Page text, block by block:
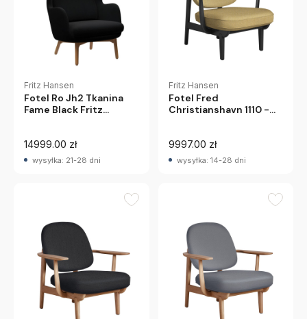
Fritz Hansen
Fotel Ro Jh2 Tkanina
Fame Black Fritz
14999.00 zł
wysyłka: 21-28 dni
Fritz Hansen
Fotel Fred
Christianshavn 1110 -
9997.00 zł
wysyłka: 14-28 dni